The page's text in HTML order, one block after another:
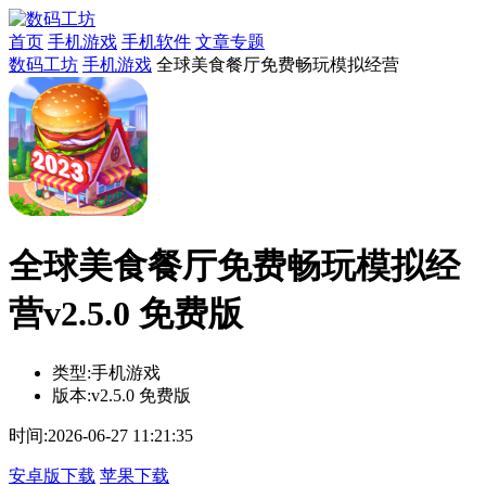
首页 手机游戏 手机软件 文章专题
数码工坊 手机游戏 全球美食餐厅免费畅玩模拟经营
全球美食餐厅免费畅玩模拟经
营v2.5.0 免费版
类型:手机游戏
版本:v2.5.0 免费版
时间:2026-06-27 11:21:35
安卓版下载 苹果下载